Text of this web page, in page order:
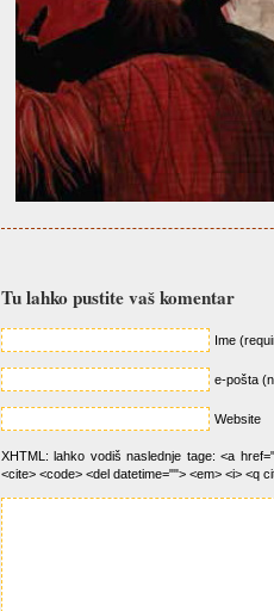
Tu lahko pustite vaš komentar
Ime
e-pošta
Website
XHTML: lahko vodiš naslednje tage: <a
<cite> <code> <del datetime=""> <em> <i> <q